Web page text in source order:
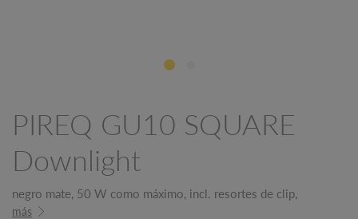
PIREQ GU10 SQUARE
Downlight
negro mate, 50 W como máximo, incl. resortes de clip,
más